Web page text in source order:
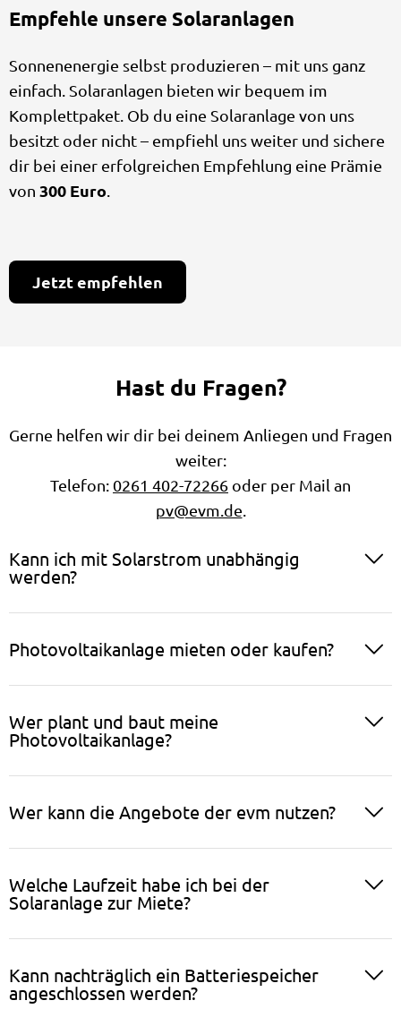
Empfehle unsere Solaranlagen
Sonnenenergie selbst produzieren – mit uns ganz
einfach. Solaranlagen bieten wir bequem im
Komplettpaket. Ob du eine Solaranlage von uns
besitzt oder nicht – empfiehl uns weiter und sichere
dir bei einer erfolgreichen Empfehlung eine Prämie
von 300 Euro.
Hast du Fragen?
Gerne helfen wir dir bei deinem Anliegen und Fragen
weiter:
Telefon: 0261 402-72266 oder per Mail an
pv@evm.de.
Kann ich mit Solarstrom unabhängig
werden?
Photovoltaikanlage mieten oder kaufen?
Wer plant und baut meine
Photovoltaikanlage?
Wer kann die Angebote der evm nutzen?
Welche Laufzeit habe ich bei der
Solaranlage zur Miete?
Kann nachträglich ein Batteriespeicher
angeschlossen werden?